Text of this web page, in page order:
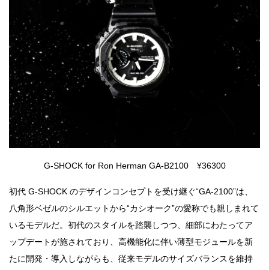
G-SHOCK for Ron Herman GA-B2100 ¥36300
初代 G-SHOCK のデザインコンセプトを受け継ぐ“GA-2100”は、
八角形ベゼルのシルエットから“カシオーク”の愛称でも親しまれて
いるモデルだ。初代のスタイルを踏襲しつつ、細部にわたってア
ップデートが施されており、高機能化に伴い薄型モジュールを新
たに開発・導入しながらも、従来モデルのサイズバランスを維持